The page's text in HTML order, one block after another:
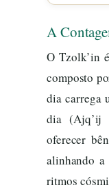
A
O Tzolk’in
composto
dia carrega
dia
oferecer
alinhando
ritmos